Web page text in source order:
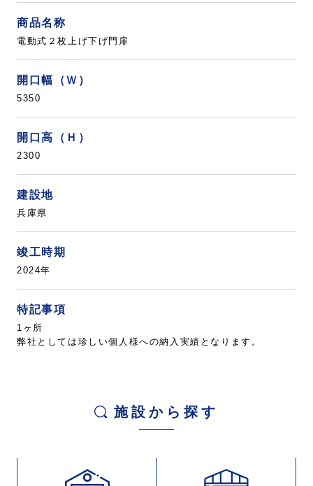
商品名称
電動式２枚上げ下げ門扉
開口幅（Ｗ）
5350
開口高（Ｈ）
2300
建設地
兵庫県
竣工時期
2024年
特記事項
1ヶ所
弊社としては珍しい個人様への納入実績となります。
施設から探す